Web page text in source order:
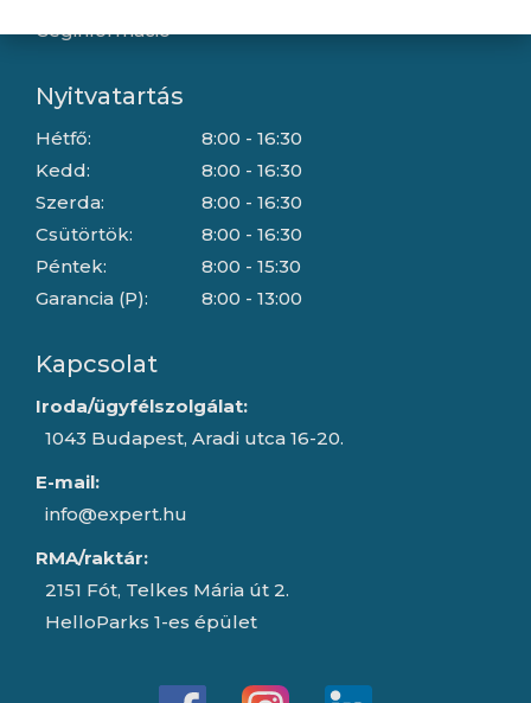
Céginformáció
Nyitvatartás
Hétfő:
Kedd:
Szerda:
Csütörtök:
Péntek:
Garancia (P):
8:00 - 16:30
8:00 - 16:30
8:00 - 16:30
8:00 - 16:30
8:00 - 15:30
8:00 - 13:00
Kapcsolat
Iroda/ügyfélszolgálat:
1043 Budapest, Aradi utca 16-20.
E-mail:
info@expert.hu
RMA/raktár:
2151 Fót, Telkes Mária út 2.
HelloParks 1-es épület